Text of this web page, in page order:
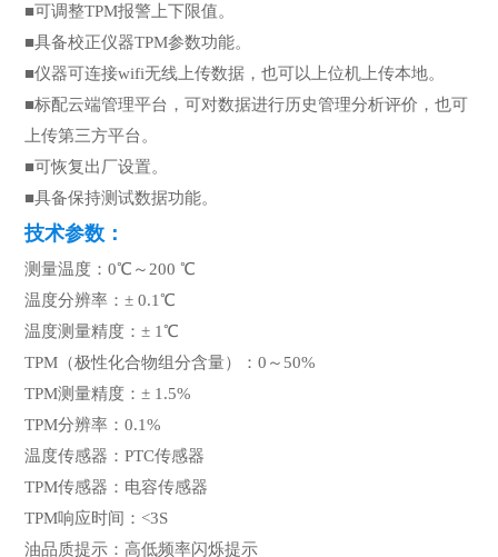
■可调整TPM报警上下限值。
■具备校正仪器TPM参数功能。
■仪器可连接wifi无线上传数据，也可以上位机上传本地。
■标配云端管理平台，可对数据进行历史管理分析评价，也可
上传第三方平台。
■可恢复出厂设置。
■具备保持测试数据功能。
技术参数：
测量温度：0℃～200 ℃
温度分辨率：± 0.1℃
温度测量精度：± 1℃
TPM（极性化合物组分含量）：0～50%
TPM测量精度：± 1.5%
TPM分辨率：0.1%
温度传感器：PTC传感器
TPM传感器：电容传感器
TPM响应时间：<3S
油品质提示：高低频率闪烁提示